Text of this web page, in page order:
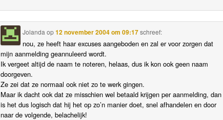
Jolanda op12 november 2004 om 09:17schreef:
nou, ze heeft haar excuses aangeboden en zal er voor zorgen dat
mijn aanmelding geannuleerd wordt.
Ik vergeet altijd de naam te noteren, helaas, dus ik kon ook geen naam
doorgeven.
Ze zei dat ze normaal ook niet zo te werk gingen.
Maar ik dacht ook dat ze misschien wel betaald krijgen per aanmelding, dan
is het dus logisch dat hij het op zo’n manier doet, snel afhandelen en door
naar de volgende, belachelijk!